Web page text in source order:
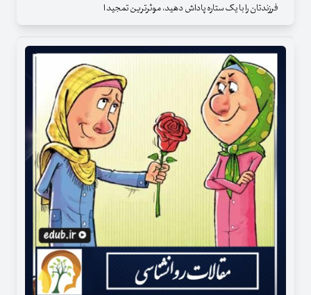
فرزندتان را با یک ستاره پاداش دهید، موثرترین تمجید ا